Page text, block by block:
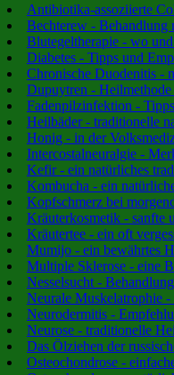
Antibiotika-assoziierte
Bechterew -
Blutegeltherapie - wo
Diabetes - Tipps und
Chronische Duodenitis -
Dupuytren -
Fadenpilzinfektion -
Heilbäder - traditionelle
Honig - in der
Intercostalneuralgie -
Kefir - ein natürliches
Kombucha - ein
Kopfschmerz bei
Kräuterkosmetik - sanfte
Kräutertee - ein oft
Mumijo - ein bewährtes
Multiple Sklerose - eine
Nesselsucht -
Neurale Muskelatrophie
Neurodermitis -
Neurose - traditionelle
Das Ölziehen der
Osteochondrose -